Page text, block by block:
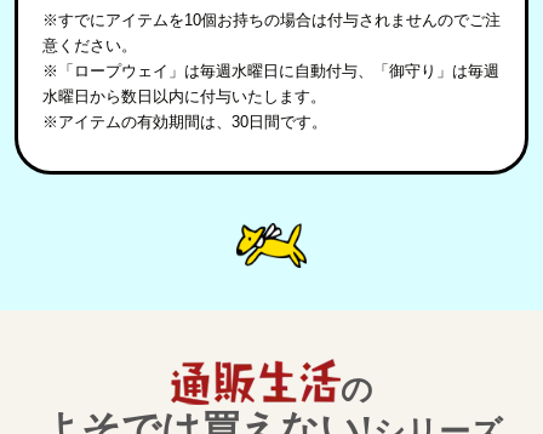
※すでにアイテムを10個お持ちの場合は付与されませんのでご注
意ください。
※「ロープウェイ」は毎週水曜日に自動付与、「御守り」は毎週
水曜日から数日以内に付与いたします。
※アイテムの有効期間は、30日間です。
の